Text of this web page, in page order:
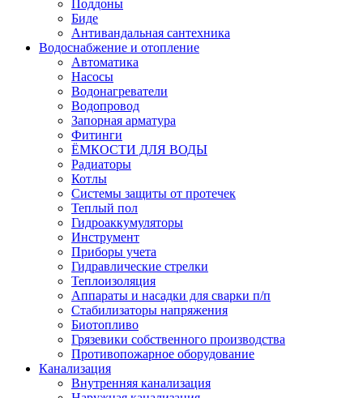
Поддоны
Биде
Антивандальная сантехника
Водоснабжение и отопление
Автоматика
Насосы
Водонагреватели
Водопровод
Запорная арматура
Фитинги
ЁМКОСТИ ДЛЯ ВОДЫ
Радиаторы
Котлы
Системы защиты от протечек
Теплый пол
Гидроаккумуляторы
Инструмент
Приборы учета
Гидравлические стрелки
Теплоизоляция
Аппараты и насадки для сварки п/п
Стабилизаторы напряжения
Биотопливо
Грязевики собственного производства
Противопожарное оборудование
Канализация
Внутренняя канализация